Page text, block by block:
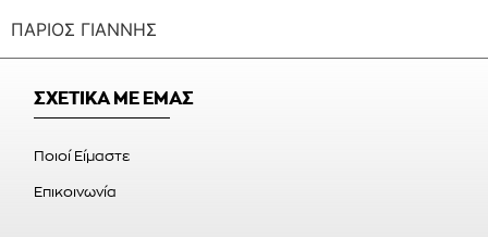
ΠΑΡΙΟΣ ΓΙΑΝΝΗΣ
ΣΧΕΤΙΚΑ ΜΕ ΕΜΑΣ
Ποιοί Είμαστε
Επικοινωνία